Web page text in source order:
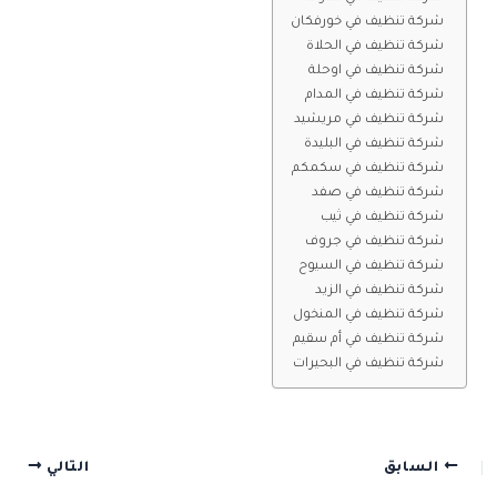
شركة تنظيف في خورفكان
شركة تنظيف في الحلاة
شركة تنظيف في اوحلة
شركة تنظيف في المدام
شركة تنظيف في مريشيد
شركة تنظيف في البليدة
شركة تنظيف في سكمكم
شركة تنظيف في صفد
شركة تنظيف في ثيب
شركة تنظيف في جروف
شركة تنظيف في السيوح
شركة تنظيف في الزيد
شركة تنظيف في المنخول
شركة تنظيف في أم سقيم
شركة تنظيف في البحيرات
السابق التالي